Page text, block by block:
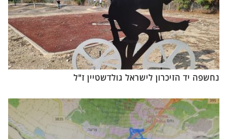
נחשפה יד הזיכרון לישראל גולדשטיין ז"ל